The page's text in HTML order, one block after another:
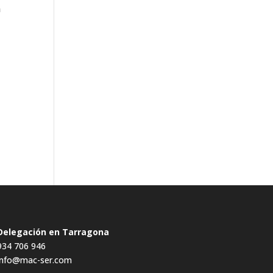
en Tarragona
706 946
ser.com